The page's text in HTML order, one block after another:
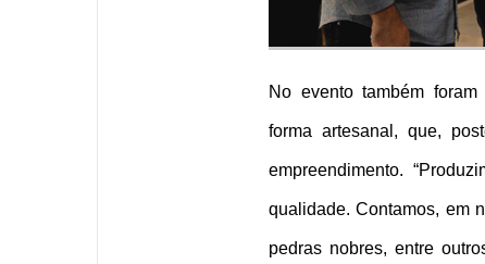
No evento também
forma artesanal, que,
empreendimento.
qualidade. Contamos, em
pedras nobres, entre